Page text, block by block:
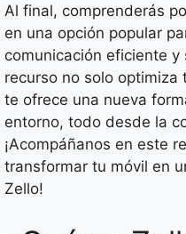
Al final, comprenderás
en una opción popular
comunicación eficiente y
recurso no solo
te ofrece una nueva
entorno, todo desde la
¡Acompáñanos en este
transformar tu móvil en
Zello!